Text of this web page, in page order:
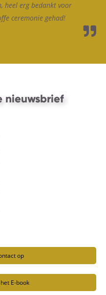
heel erg bedankt voor
ceremonie gehad!
nieuwsbrief
op
E-book